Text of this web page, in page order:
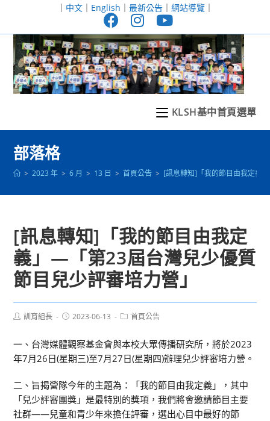
至
｜ 中文｜ English ｜ 最新公告｜ 網站導覽｜
KLSH基中首頁選單
部落格
> 2023 年 > 6 月 > 13 日 > 首頁公告 > [訊息轉知]「我的節目由我定義
[訊息轉知]「我的節目由我定
義」—「第23屆台灣兒少優質
節目兒少評審培力營」
Post訓育組長
Post2023-06-13
Post首頁公告
一、台灣媒體觀察基金會與本校大眾傳播研究所，將於2023
年7月26日(星期三)至7月27日(星期四)辦理兒少評審培力營。
二、旨揭營隊今年的主題為：「我的節目由我定義」，其中
「兒少評審團獎」是最特別的獎項，我們將會邀請節目主要
社群——兒童和青少年來擔任評審，選出心目中最好的節